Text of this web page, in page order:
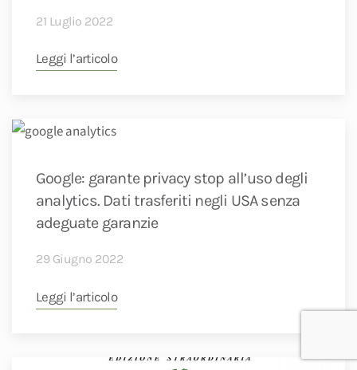
21 Luglio 2022
Leggi l’articolo
Google: garante privacy stop all’uso degli
analytics. Dati trasferiti negli USA senza
adeguate garanzie
29 Giugno 2022
Leggi l’articolo